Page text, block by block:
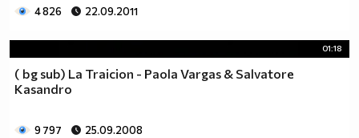
4 826 22.09.2011
01:18
( bg sub) La Traicion - Paola Vargas & Salvatore
Kasandro
9 797 25.09.2008